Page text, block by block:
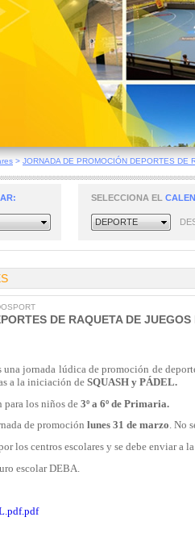
> JORNADA DE PROMOCIÓN DEPORTES DE
SELECCIONA EL
DEPORTE
DE RAQUETA DE JUEGOS
jornada lúdica de promoción de
a la iniciación de SQUASH y PÁDEL.
para los niños de3º a 6º de Primaria.
de promoción lunes 31 de marzo. No
los centros escolares y se debe enviar a
escolar DEBA.